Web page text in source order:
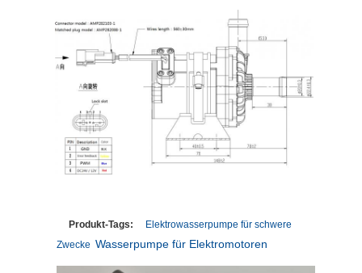
Produkt-Tags:
Elektrowasserpumpe für schwere
Zwecke Wasserpumpe für Elektromotoren